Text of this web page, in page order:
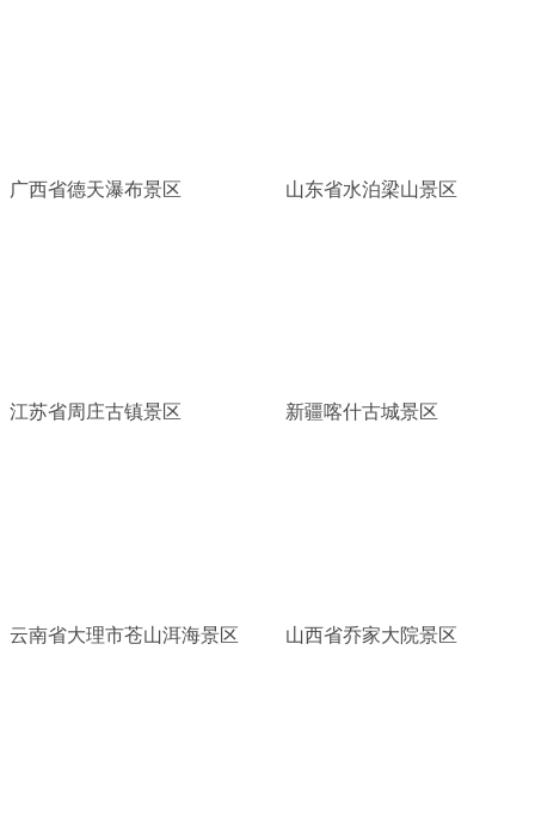
广西省德天瀑布景区 山东省水泊梁山景区
江苏省周庄古镇景区 新疆喀什古城景区
云南省大理市苍山洱海景区 山西省乔家大院景区